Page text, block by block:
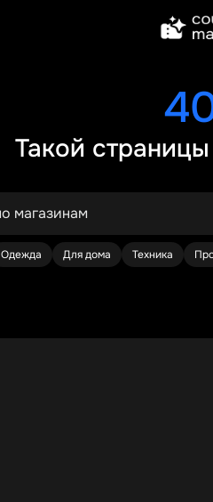
Такой
Одежда Для дома Техника